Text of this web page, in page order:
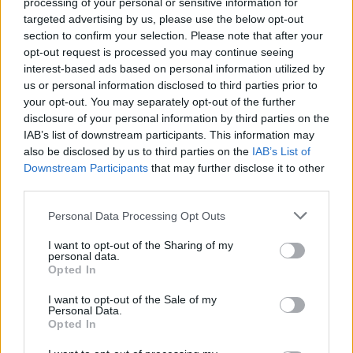
targeted advertising by us, please use the below opt-out
section to confirm your selection. Please note that after your
opt-out request is processed you may continue seeing
interest-based ads based on personal information utilized by
us or personal information disclosed to third parties prior to
your opt-out. You may separately opt-out of the further
disclosure of your personal information by third parties on the
IAB’s list of downstream participants. This information may
also be disclosed by us to third parties on the IAB’s List of
Downstream Participants that may further disclose it to other
Personal Data Processing Opt Outs
I want to opt-out of the Sharing of my
personal data.
Opted In
I want to opt-out of the Sale of my
Personal Data.
Opted In
αν βρίσκονται στο έδαφος.
Πληροφορίες στο τηλέφωνο: 2710 / 373500
(Επιλογή 4).